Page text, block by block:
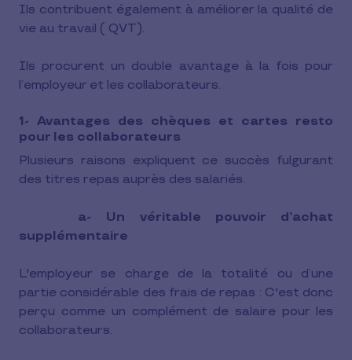
Ils contribuent également à améliorer la qualité de
vie au travail ( QVT).
Ils procurent un double avantage à la fois pour
l’employeur et les collaborateurs.
1- Avantages des chèques et cartes resto
pour les collaborateurs
Plusieurs raisons expliquent ce succès fulgurant
des titres repas auprès des salariés.
a- Un véritable pouvoir d’achat
supplémentaire
L'employeur se charge de la totalité ou d’une
partie considérable des frais de repas : C'est donc
perçu comme un complément de salaire pour les
collaborateurs.